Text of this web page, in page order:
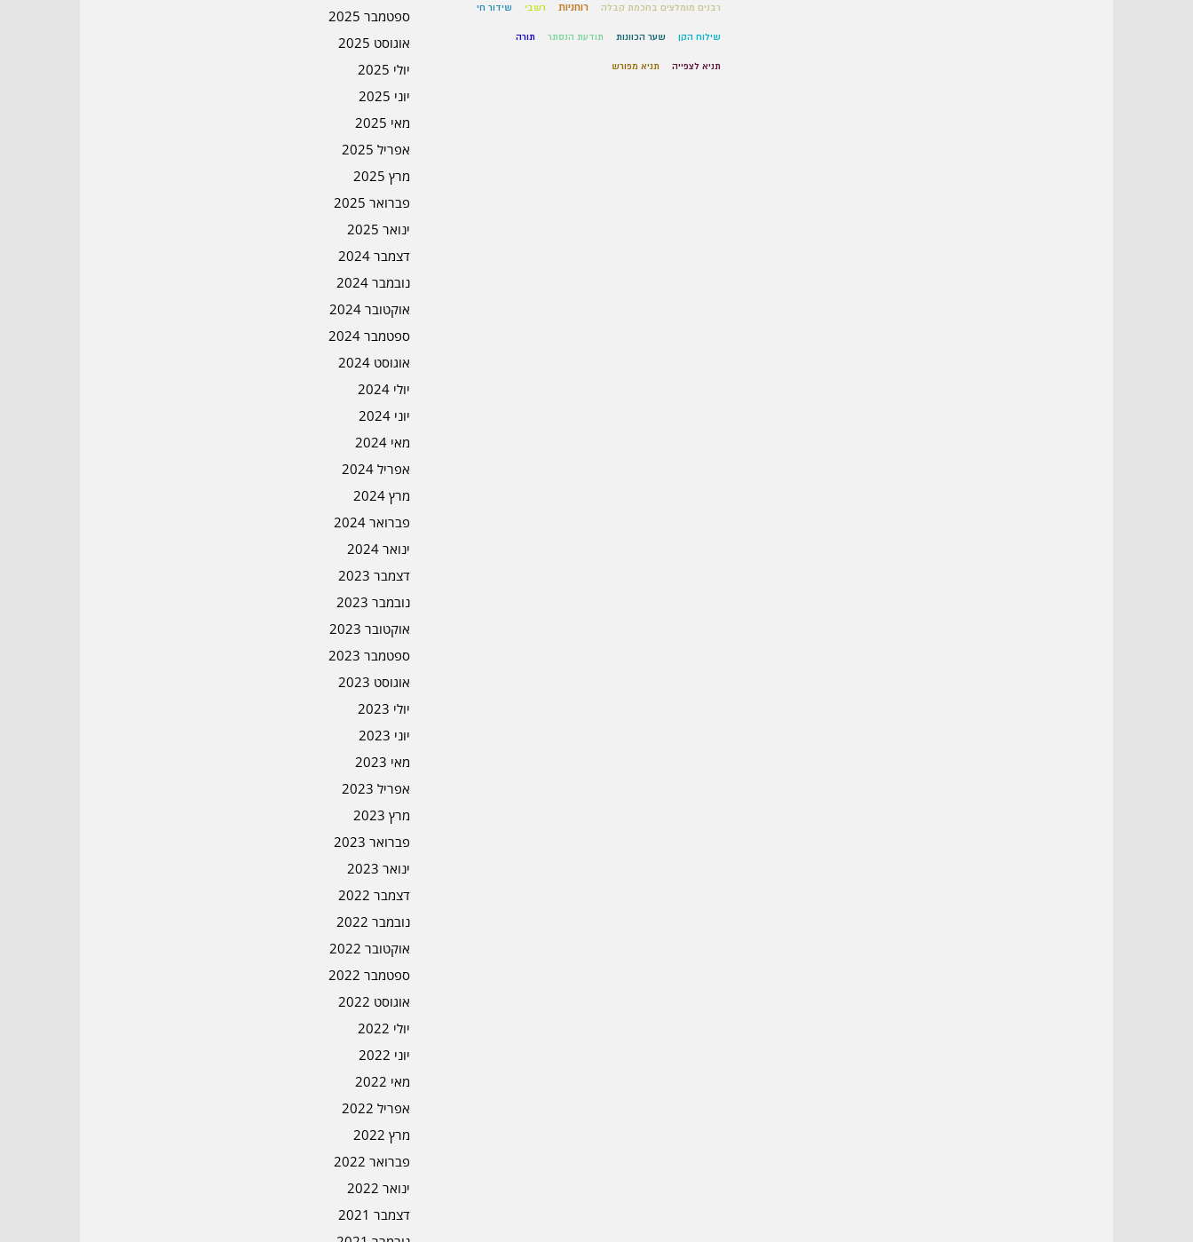
ספטמבר 2025
אוגוסט 2025
יולי 2025
יוני 2025
מאי 2025
אפריל 2025
מרץ 2025
פברואר 2025
ינואר 2025
דצמבר 2024
נובמבר 2024
אוקטובר 2024
ספטמבר 2024
אוגוסט 2024
יולי 2024
יוני 2024
מאי 2024
אפריל 2024
מרץ 2024
פברואר 2024
ינואר 2024
דצמבר 2023
נובמבר 2023
אוקטובר 2023
ספטמבר 2023
אוגוסט 2023
יולי 2023
יוני 2023
מאי 2023
אפריל 2023
מרץ 2023
פברואר 2023
ינואר 2023
דצמבר 2022
נובמבר 2022
אוקטובר 2022
ספטמבר 2022
אוגוסט 2022
יולי 2022
יוני 2022
מאי 2022
אפריל 2022
מרץ 2022
פברואר 2022
ינואר 2022
דצמבר 2021
רבנים מומלצים בחכמת קבלה רוחניות רשבי שידור חי
שילוח הקן שער הכוונות תודעת הנסתר תורה
תניא לצפייה תניא מפורש